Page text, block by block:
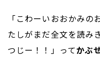
「こわーいおおかみ
たしがまだ全文を読み
つじー！！」ってかぶ